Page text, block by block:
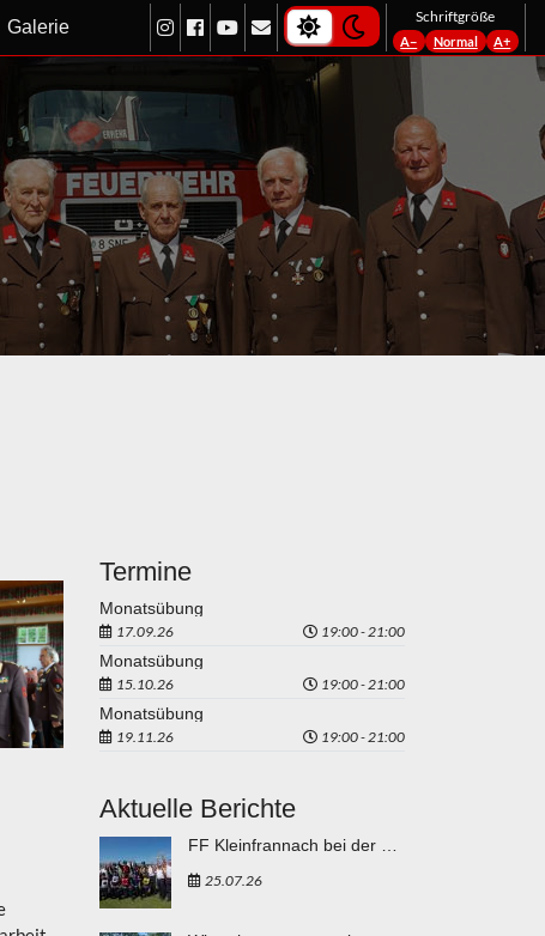
Galerie light-theme
dark-theme Schriftgröße
A− Normal A+
Termine
Monatsübung
17.09.26 19:00 - 21:00
Monatsübung
15.10.26 19:00 - 21:00
Monatsübung
19.11.26 19:00 - 21:00
Aktuelle Berichte
25.07.26